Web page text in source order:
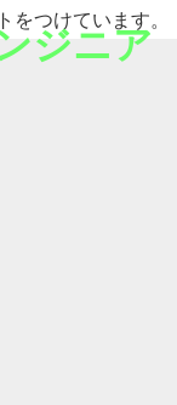
つけています。
ジニア